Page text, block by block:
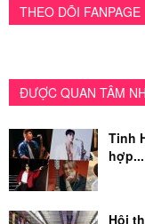
THEO DÕI FANPAGE
ĐƯỢC QUAN TÂM
Tinh
hợp...
Hội